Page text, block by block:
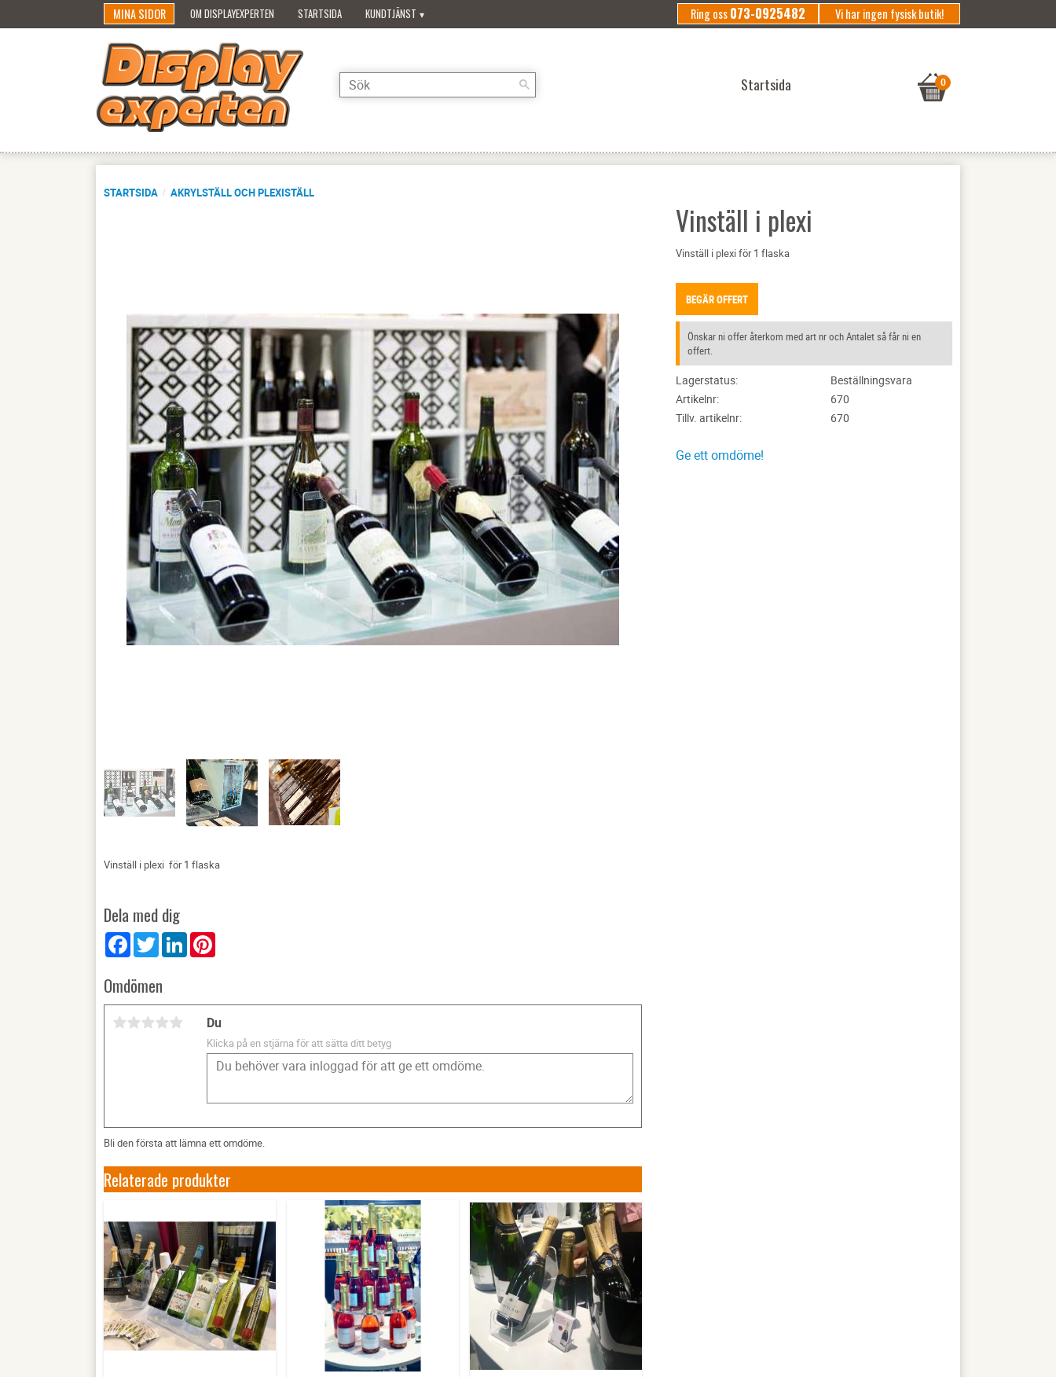
Vi har ingen fysisk butik!
Ring oss073-0925482
MINA SIDOR OM DISPLAYEXPERTEN STARTSIDA KUNDTJÄNST
Startsida
STARTSIDA AKRYLSTÄLL OCH PLEXISTÄLL
Vinställ i plexi
Vinställ i plexi för 1 flaska
BEGÄR OFFERT
Önskar ni offer återkom med art nr och Antalet så får ni en
offert.
Lagerstatus
Beställningsvara
Artikelnr
670
Tillv. artikelnr
670
Ge ett omdöme!
Vinställ i plexi för 1 flaska
Dela med dig
FacebookTwitter LinkedIn
Omdömen
Du
Klicka på en stjärna för att sätta ditt betyg
Bli den första att lämna ett omdöme.
Relaterade produkter